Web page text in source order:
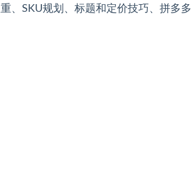
、SKU规划、标题和定价技巧、拼多多